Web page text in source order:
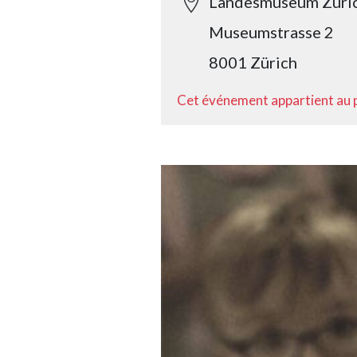
Museumstrasse 2
8001 Zürich
Cet événement appartient au